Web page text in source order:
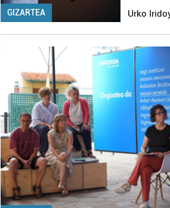
GIZARTEA Urko